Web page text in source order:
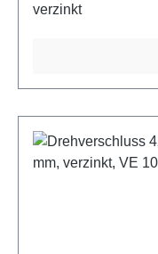
verzinkt